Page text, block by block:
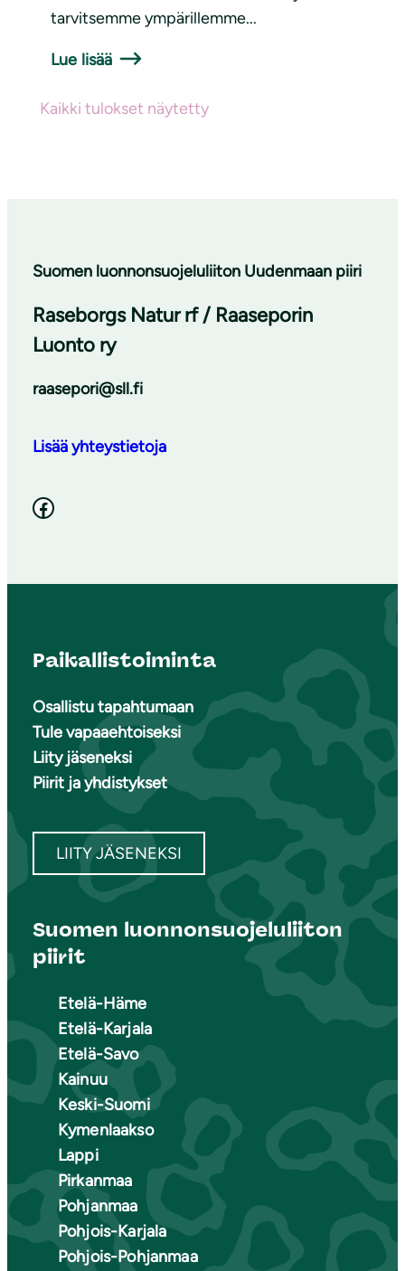
tarvitsemme ympärillemme...
Lue lisää
Kaikki tulokset näytetty
Suomen luonnonsuojeluliiton Uudenmaan piiri
Raseborgs Natur rf / Raaseporin
Luonto ry
raasepori@sll.fi
Lisää yhteystietoja
Facebook
Paikallistoiminta
Osallistu tapahtumaan
Tule vapaaehtoiseksi
Liity jäseneksi
Piirit ja yhdistykset
LIITY JÄSENEKSI
Suomen luonnonsuojeluliiton
piirit
Etelä-Häme
Etelä-Karjala
Etelä-Savo
Kainuu
Keski-Suomi
Kymenlaakso
Lappi
Pirkanmaa
Pohjanmaa
Pohjois-Karjala
Pohjois-Pohjanmaa